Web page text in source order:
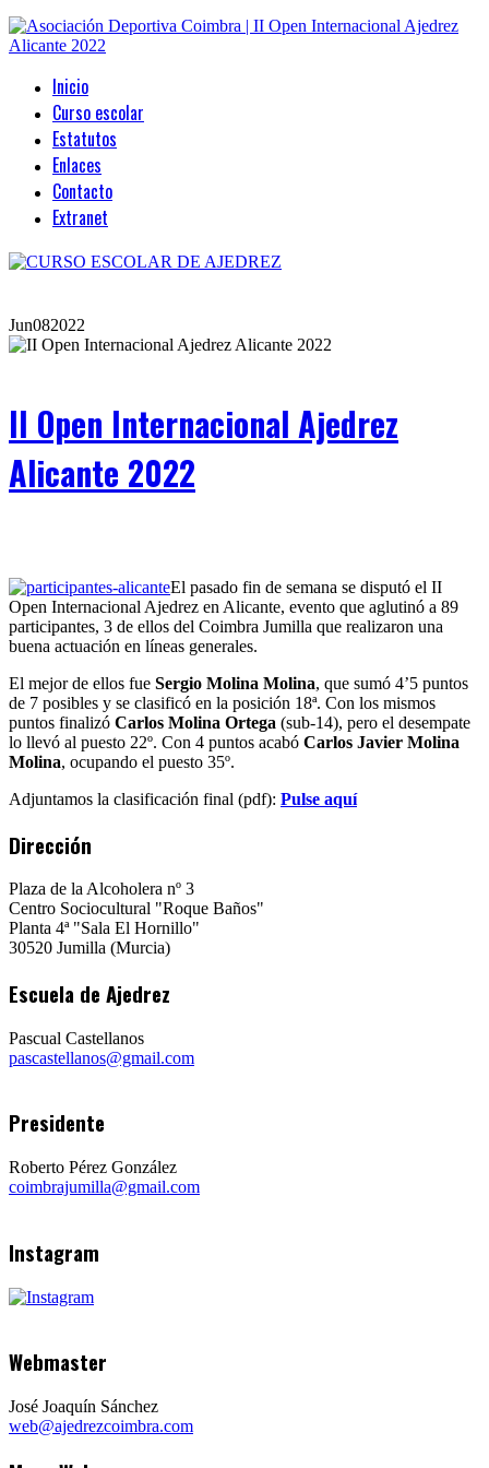
Inicio
Curso escolar
Estatutos
Enlaces
Contacto
Extranet
Jun082022
II Open Internacional Ajedrez
Alicante 2022
El pasado fin de semana se disputó el II
Open Internacional Ajedrez en Alicante, evento que aglutinó a 89
participantes, 3 de ellos del Coimbra Jumilla que realizaron una
buena actuación en líneas generales.
El mejor de ellos fue Sergio Molina Molina, que sumó 4’5 puntos
de 7 posibles y se clasificó en la posición 18ª. Con los mismos
puntos finalizó Carlos Molina Ortega (sub-14), pero el desempate
lo llevó al puesto 22º. Con 4 puntos acabó Carlos Javier Molina
Molina, ocupando el puesto 35º.
Adjuntamos la clasificación final (pdf): Pulse aquí
Dirección
Plaza de la Alcoholera nº 3
Centro Sociocultural "Roque Baños"
Planta 4ª "Sala El Hornillo"
30520 Jumilla (Murcia)
Escuela de Ajedrez
Pascual Castellanos
pascastellanos@gmail.com
Presidente
Roberto Pérez González
coimbrajumilla@gmail.com
Instagram
Webmaster
José Joaquín Sánchez
web@ajedrezcoimbra.com